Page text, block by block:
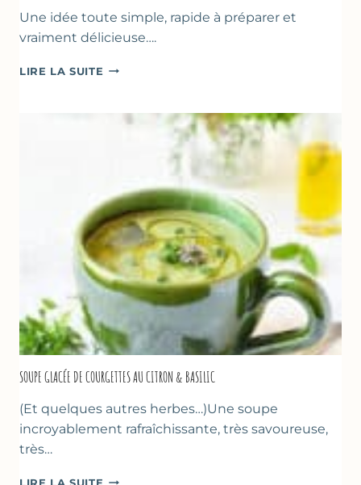
Une idée toute simple, rapide à préparer et
vraiment délicieuse….
LIRE LA SUITE ABRICOTS
D’ORANGER
SOUPE GLACÉE DE COURGETTES AU CITRON & BASILIC
(Et quelques autres herbes…)Une soupe
incroyablement rafraîchissante, très savoureuse,
très…
SOUPE